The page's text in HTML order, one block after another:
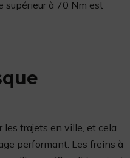
supérieur à 70 Nm est
les trajets en ville, et cela
performant. Les freins à